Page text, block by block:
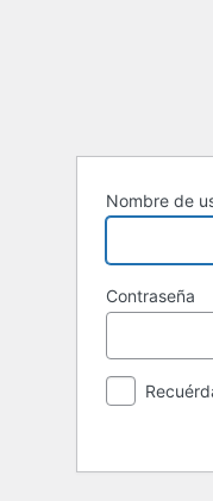
Nombre de
Contraseña